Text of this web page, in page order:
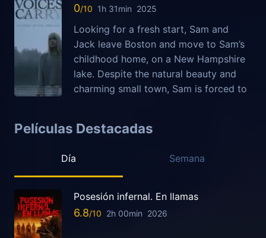
0 1h 31min 2025
Looking for a fresh start, Sam and
Jack leave Boston and move to Sam’s
childhood home, on a New Hampshire
lake. Despite the natural beauty and
charming small town, Sam is forced to
Películas Destacadas
Día Semana
Posesión infernal. En llamas
6.8 2h 00min 2026